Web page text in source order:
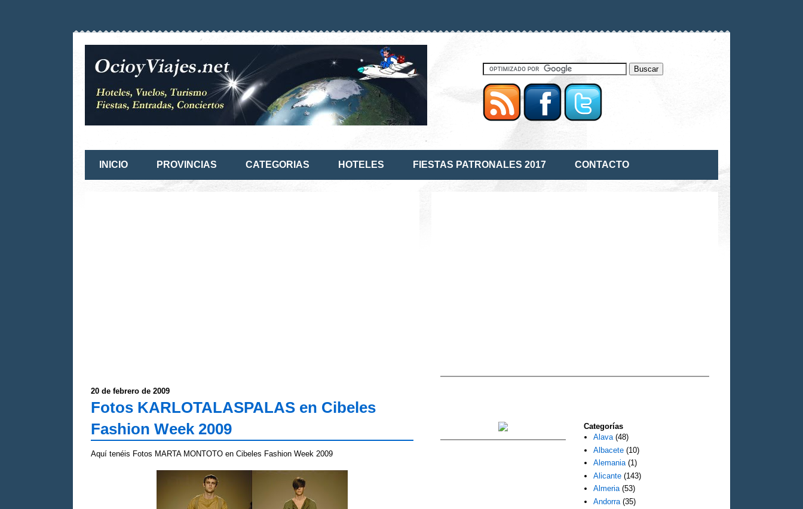
INICIO PROVINCIAS CATEGORIAS HOTELES FIESTAS PATRONALES 2017 CONTACTO
20 de febrero de 2009
Fotos KARLOTALASPALAS en Cibeles
Fashion Week 2009
Aquí tenéis Fotos MARTA MONTOTO en Cibeles Fashion Week 2009
Categorías
Alava (48)
Albacete (10)
Alemania (1)
Alicante (143)
Almeria (53)
Andorra (35)